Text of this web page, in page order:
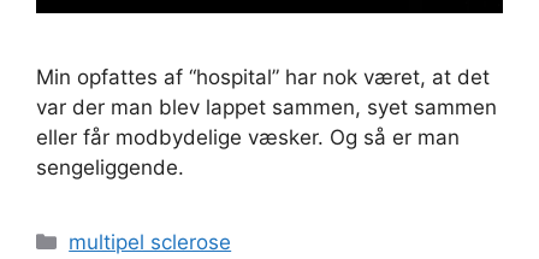
Min opfattes af “hospital” har nok været, at det
var der man blev lappet sammen, syet sammen
eller får modbydelige væsker. Og så er man
sengeliggende.
Kategorier
multipel sclerose